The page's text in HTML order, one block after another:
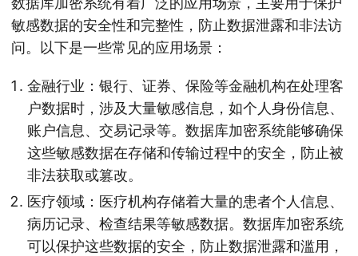
敏感数据的安全性和完整性，防止数据泄露和非法访
问。以下是一些常见的应用场景：
金融行业：银行、证券、保险等金融机构在处理客
户数据时，涉及大量敏感信息，如个人身份信息、
账户信息、交易记录等。数据库加密系统能够确保
这些敏感数据在存储和传输过程中的安全，防止被
非法获取或篡改。
医疗领域：医疗机构存储着大量的患者个人信息、
病历记录、检查结果等敏感数据。数据库加密系统
可以保护这些数据的安全，防止数据泄露和滥用，